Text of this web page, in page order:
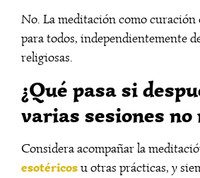
No. La meditación como curación
para todos, independientemente
religiosas.
¿Qué pasa si
varias sesiones no
Considera acompañar la
esotéricosu otras prácticas, y